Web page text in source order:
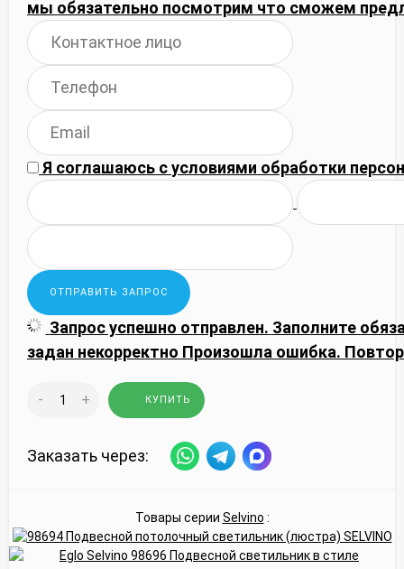
мы обязательно посмотрим что сможем
Я соглашаюсь сусловиями обработки
Запрос успешно отправлен. Заполните
задан некорректно Произошла ошибка.
- + КУПИТЬ
Заказать через:
Товары серии Selvino :